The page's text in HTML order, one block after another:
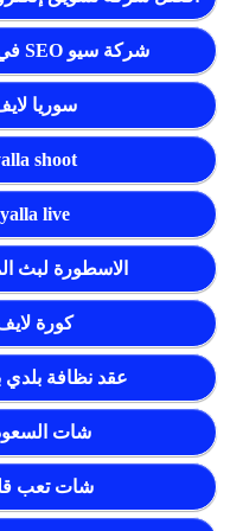
شركة سيو SEO في السعودية
سوريا
shoot
yalla live
الاسطورة لبث
كورة
عقد نظافة بلدي
شات
شات تعب